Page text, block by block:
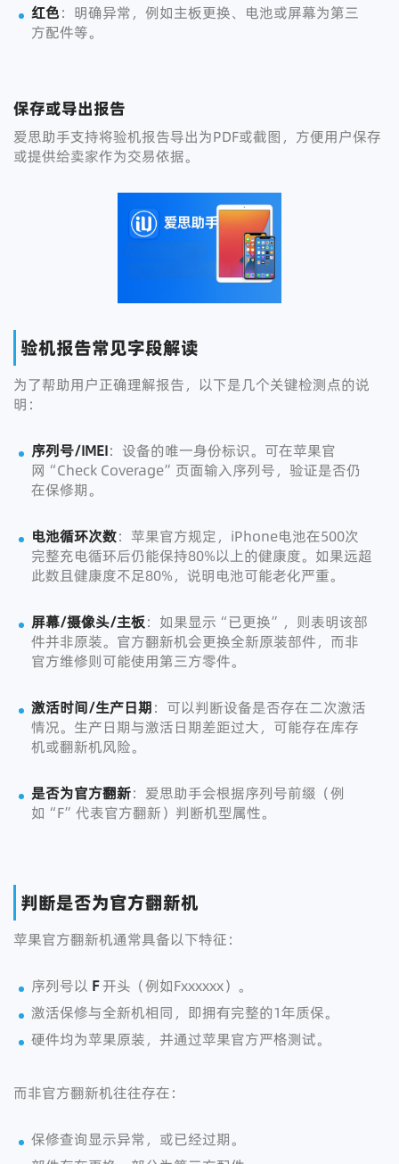
红色：明确异常，例如主板更换、电池或屏幕为第三
方配件等。
保存或导出报告
爱思助手支持将验机报告导出为PDF或截图，方便用户保存
或提供给卖家作为交易依据。
验机报告常见字段解读
为了帮助用户正确理解报告，以下是几个关键检测点的说
明：
序列号/IMEI：设备的唯一身份标识。可在苹果官
网“Check Coverage”页面输入序列号，验证是否仍
在保修期。
电池循环次数：苹果官方规定，iPhone电池在500次
完整充电循环后仍能保持80%以上的健康度。如果远超
此数且健康度不足80%，说明电池可能老化严重。
屏幕/摄像头/主板：如果显示“已更换”，则表明该部
件并非原装。官方翻新机会更换全新原装部件，而非
官方维修则可能使用第三方零件。
激活时间/生产日期：可以判断设备是否存在二次激活
情况。生产日期与激活日期差距过大，可能存在库存
机或翻新机风险。
是否为官方翻新：爱思助手会根据序列号前缀（例
如“F”代表官方翻新）判断机型属性。
判断是否为官方翻新机
苹果官方翻新机通常具备以下特征：
序列号以 F开头（例如Fxxxxxx）。
激活保修与全新机相同，即拥有完整的1年质保。
硬件均为苹果原装，并通过苹果官方严格测试。
而非官方翻新机往往存在：
保修查询显示异常，或已经过期。